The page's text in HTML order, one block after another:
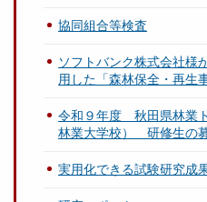
協同組合等検査
ソフトバンク株式会社様
用した「森林保全・再生
令和９年度 秋田県林業
林業大学校） 研修生の
実用化できる試験研究成